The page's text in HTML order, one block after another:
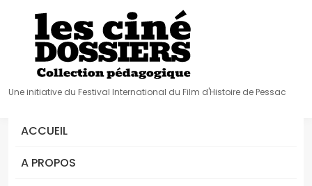
Une initiative du Festival International du Film d'Histoire de Pessac
ACCUEIL
A PROPOS